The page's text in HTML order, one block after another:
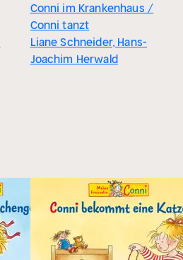
Conni im Krankenhaus /
Conni tanzt
Liane Schneider, Hans-
Joachim Herwald